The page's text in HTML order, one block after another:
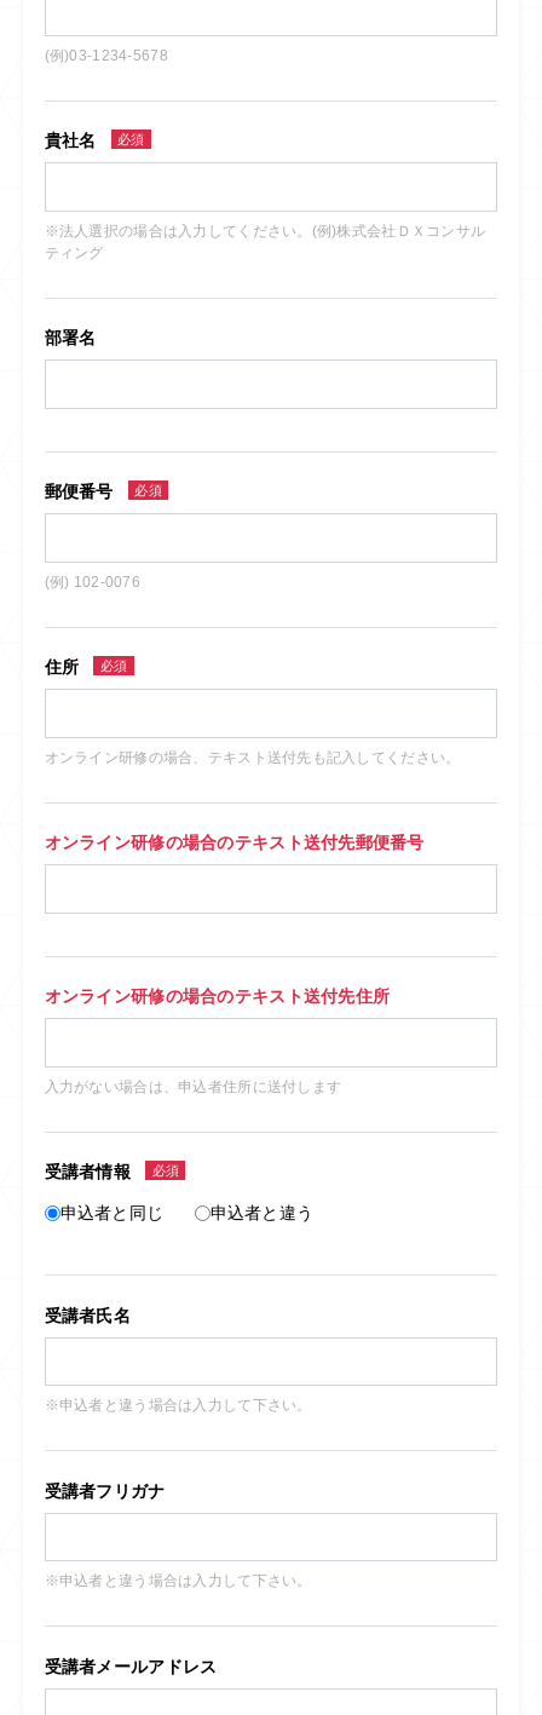
(例)03-1234-5678
貴社名 必須
※法人選択の場合は入力してください。(例)株式会社ＤＸコンサル
ティング
部署名
郵便番号 必須
(例) 102-0076
住所 必須
オンライン研修の場合、テキスト送付先も記入してください。
オンライン研修の場合のテキスト送付先郵便番号
オンライン研修の場合のテキスト送付先住所
入力がない場合は、申込者住所に送付します
受講者情報 必須
申込者と同じ 申込者と違う
受講者氏名
※申込者と違う場合は入力して下さい。
受講者フリガナ
※申込者と違う場合は入力して下さい。
受講者メールアドレス